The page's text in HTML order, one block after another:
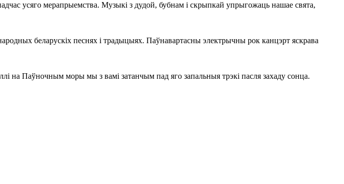
усяго мерапрыемства. Музыкі з дудой, бубнам і скрыпкай упрыгожаць нашае свята,
беларускіх песнях і традыцыях. Паўнавартасны электрычны рок канцэрт яскрава
на Паўночным моры мы з вамі затанчым пад яго запальныя трэкі пасля захаду сонца.